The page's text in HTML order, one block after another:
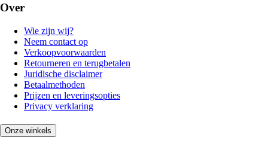
Over
Wie zijn wij?
Neem contact op
Verkoopvoorwaarden
Retourneren en terugbetalen
Juridische disclaimer
Betaalmethoden
Prijzen en leveringsopties
Privacy verklaring
Onze winkels